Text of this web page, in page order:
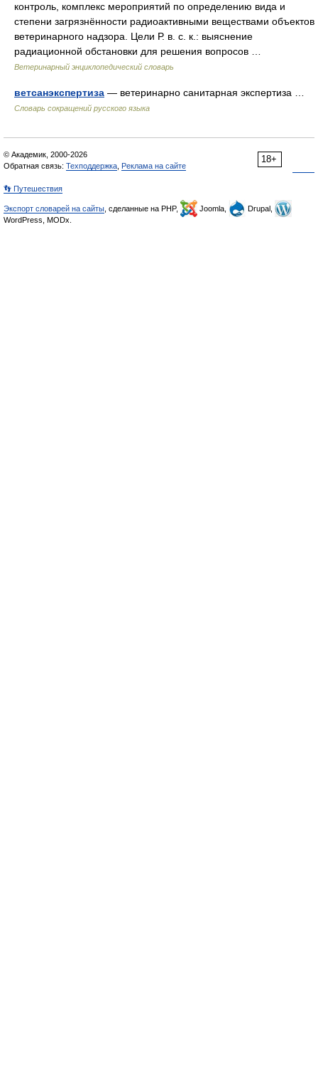
контроль, комплекс мероприятий по определению вида и
степени загрязнённости радиоактивными веществами объектов
ветеринарного надзора. Цели Р. в. с. к.: выяснение
радиационной обстановки для решения вопросов …
Ветеринарный энциклопедический словарь
ветсанэкспертиза — ветеринарно санитарная экспертиза …
Словарь сокращений русского языка
18+
© Академик, 2000-2026
Обратная связь: Техподдержка Реклама на сайте
👣 Путешествия
Экспорт словарей на сайты , сделанные на PHP, Joomla,
Drupal,
WordPress, MODx.